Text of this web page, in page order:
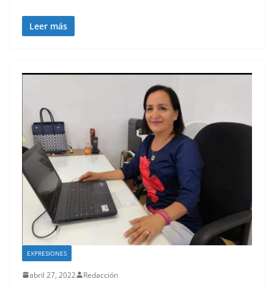
Leer más
EXPRESIONES
abril 27, 2022 Redacción